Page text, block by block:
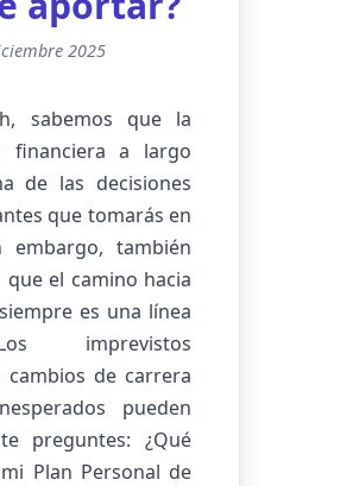
2025
sabemos que la
financiera a largo
de las decisiones
que tomarás en
también
que el camino hacia
es una línea
imprevistos
cambios de carrera
pueden
preguntes: ¿Qué
Plan Personal de